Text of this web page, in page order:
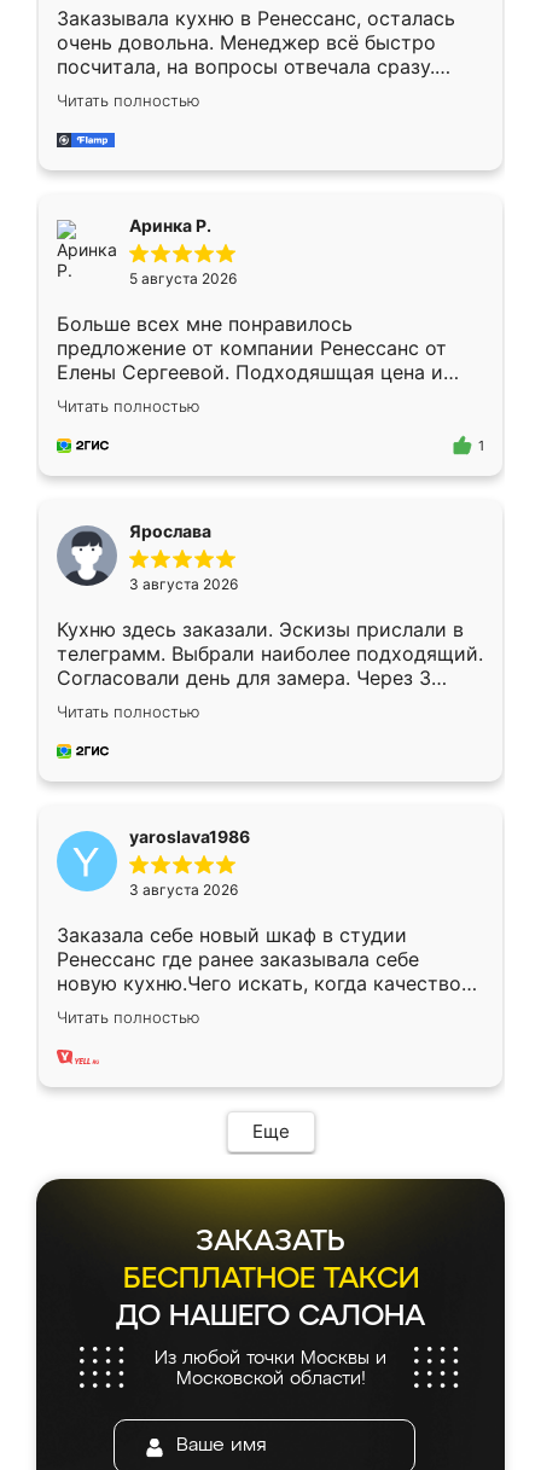
Заказывала кухню в Ренессанс, осталась
очень довольна. Менеджер всё быстро
посчитала, на вопросы отвечала сразу.
Замерщик приехал в субботу, подошёл к
делу со всей ответственностью. Собрали
за день, ребята работали аккуратно, даже
Читать полностью
Аринка Р.
5 августа 2026
Больше всех мне понравилось
предложение от компании Ренессанс от
Елены Сергеевой. Подходяшщая цена и
короткие сроки изготовления. Приехавший
для замера сотрудник Владислав
предложил по моему эскизу самый
Читать полностью
1
Ярослава
3 августа 2026
Кухню здесь заказали. Эскизы прислали в
телеграмм. Выбрали наиболее подходящий.
Согласовали день для замера. Через 3
недели кухня была уже готова. Остались
довольны работой. Спасибо Ренессанс
мебель за качественную работу!
Читать полностью
yaroslava1986
3 августа 2026
Заказала себе новый шкаф в студии
Ренессанс где ранее заказывала себе
новую кухню.Чего искать, когда качеством
вполне довольна. Служит кухня уже почти
два года, нареканий нет.
Читать полностью
Еще
ЗАКАЗАТЬ
БЕСПЛАТНОЕ ТАКСИ
ДО НАШЕГО САЛОНА
Из любой точки Москвы и
Московской области!